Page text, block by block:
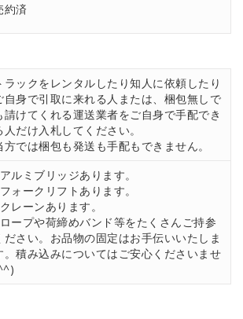
約済
ラックをレンタルしたり知人に依頼したり
自身で引取に来れる人または、梱包無しで
請けてくれる運送業者をご自身で手配でき
人だけ入札してください。
方では梱包も発送も手配もできません。
ルミブリッジあります。
ォークリフトあります。
レーンあります。
ープや荷締めバンド等をたくさんご持参
ださい。お品物の固定はお手伝いいたしま
。積み込みについてはご安心くださいませ